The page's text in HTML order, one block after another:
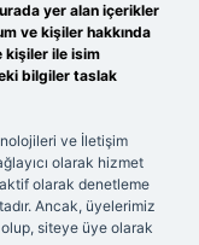
yer alan içerikler
ve kişiler hakkında
kişiler ile isim
bilgiler taslak
ve İletişim
olarak hizmet
olarak denetleme
Ancak, üyelerimiz
siteye üye olarak